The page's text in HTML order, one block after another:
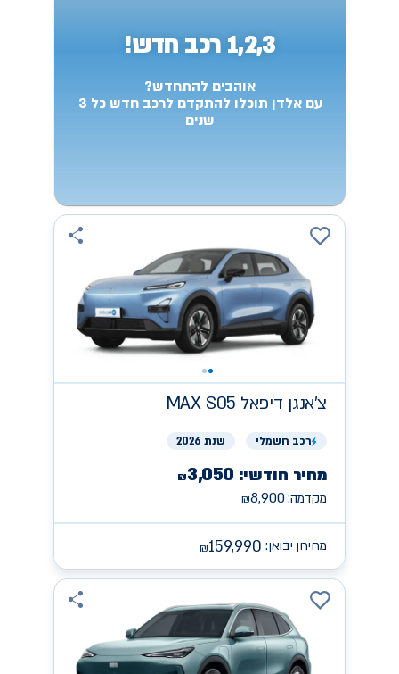
1,2,3 רכב חדש!
אוהבים להתחדש?
עם אלדן תוכלו להתקדם לרכב חדש כל 3
שנים
צ'אנגן MAX S05 דיפאל
רכב חשמלי שנת 2026
מחיר חודשי: ₪3,050
מקדמה: ₪8,900
מחירון יבואן: ₪159,990